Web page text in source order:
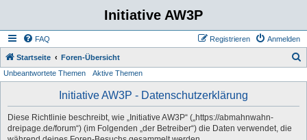
Initiative AW3P
FAQ Anmelden
Registrieren
Startseite Foren-Übersicht
Unbeantwortete Themen Aktive Themen
Initiative AW3P - Datenschutzerklärung
Diese Richtlinie beschreibt, wie „Initiative AW3P“ („https://abmahnwahn-
dreipage.de/forum“) (im Folgenden „der Betreiber“) die Daten verwendet, die